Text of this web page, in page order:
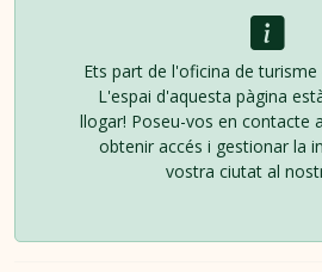
Ets part de l'oficina de
L'espai d'aquesta pàgina
llogar! Poseu-vos en contacte
obtenir accés i gestionar la
vostra ciutat al